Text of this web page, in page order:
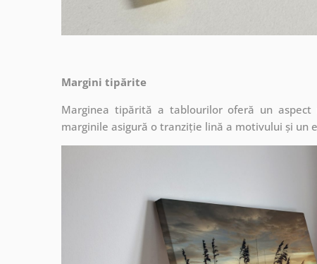
Margini tipărite
Marginea tipărită a tablourilor oferă un
marginile asigură o tranziție lină a motivului și un